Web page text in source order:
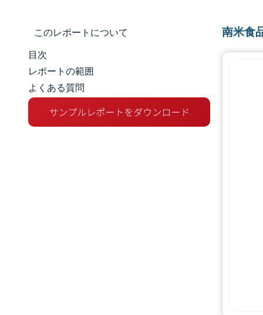
このレポートについて
マーケットスナップショット
市場概要
主な市場動向
目次
レポートの範囲
よくある質問
南米食